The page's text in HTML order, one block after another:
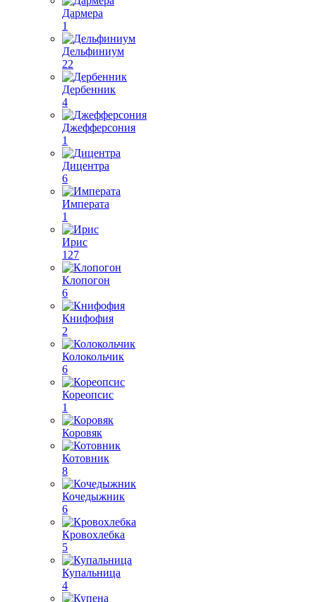
Дармера
1
Дельфиниум
22
Дербенник
4
Джефферсония
1
Дицентра
6
Императа
1
Ирис
127
Клопогон
6
Книфофия
2
Колокольчик
6
Кореопсис
1
Коровяк
Котовник
8
Кочедыжник
6
Кровохлебка
5
Купальница
4